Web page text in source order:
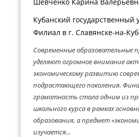
Кубанский государственный
Филиал в г. Славянске-на-
Современные образовательные
уделяют огромное внимание
экономическому развитию
подрастающего поколения.
грамотность стала одним из
школьного курса в рамках
образования, а предмет
изучается...